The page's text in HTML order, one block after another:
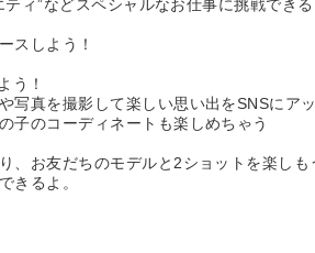
ィ”などスペシャルなお仕事に挑戦でき
スしよう！
う！
写真を撮影して楽しい思い出をSNSにア
のコーディネートも楽しめちゃう
、お友だちのモデルと2ショットを楽しも
きるよ。